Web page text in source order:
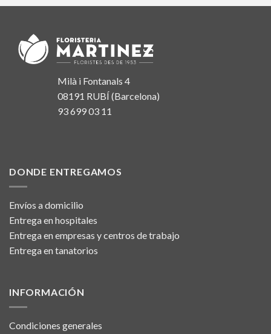
Milà i Fontanals 4
08191 RUBÍ (Barcelona)
93 699 03 11
DONDE ENTREGAMOS
Envíos a domicilio
Entrega en hospitales
Entrega en empresas y centros de trabajo
Entrega en tanatorios
INFORMACIÓN
Condiciones generales